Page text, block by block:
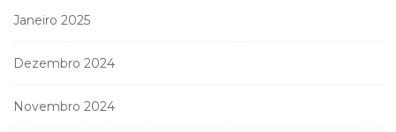
Janeiro 2025
Dezembro 2024
Novembro 2024